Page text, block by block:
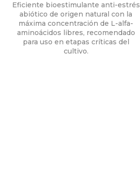
Eficiente bioestimulante anti-estrés
abiótico de origen natural con la
máxima concentración de L-alfa-
aminoácidos libres, recomendado
para uso en etapas críticas del
cultivo.